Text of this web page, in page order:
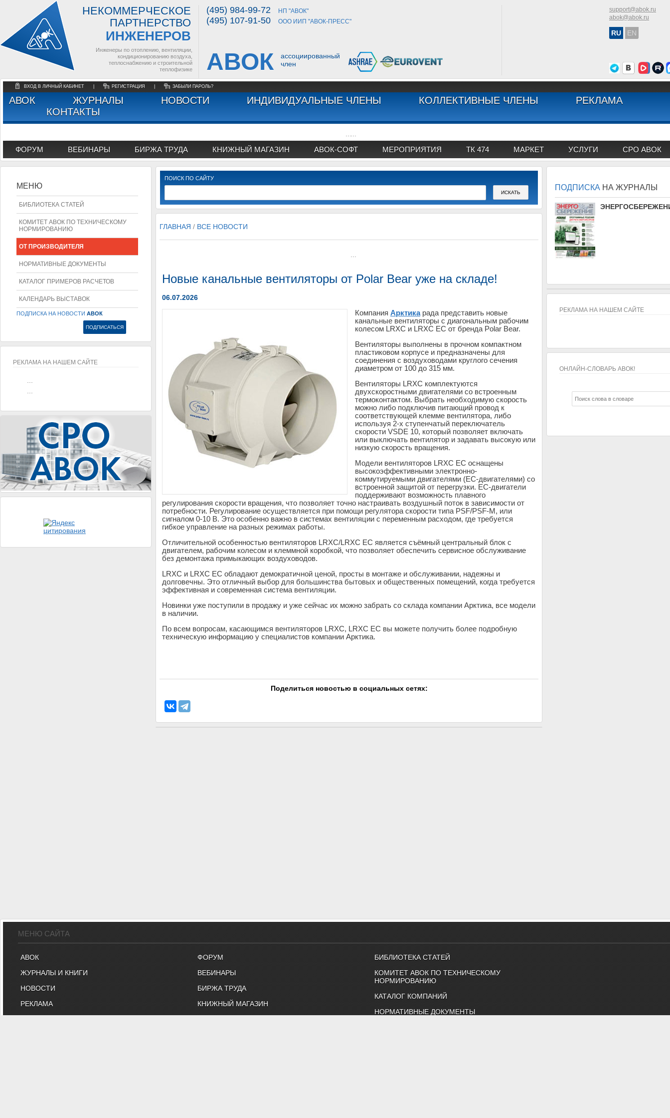
НЕКОММЕРЧЕСКОЕ
ПАРТНЕРСТВО
ИНЖЕНЕРОВ
Инженеры по отоплению, вентиляции,
кондиционированию воздуха,
теплоснабжению и строительной
теплофизике
(495) 984-99-72 НП "АВОК"
(495) 107-91-50 ООО ИИП "АВОК-ПРЕСС"
АВОК
ассоциированный
член
support@abok.ru
abok@abok.ru
RU EN
ВХОД В ЛИЧНЫЙ КАБИНЕТ РЕГИСТРАЦИЯ ЗАБЫЛИ ПАРОЛЬ?
АВОК ЖУРНАЛЫ НОВОСТИ ИНДИВИДУАЛЬНЫЕ ЧЛЕНЫ КОЛЛЕКТИВНЫЕ ЧЛЕНЫ
РЕКЛАМА
КОНТАКТЫ
ФОРУМ ВЕБИНАРЫ БИРЖА ТРУДА КНИЖНЫЙ МАГАЗИН АВОК-СОФТ МЕРОПРИЯТИЯ ТК 474 МАРКЕТ УСЛУГИ СРО АВОК
ПОИСК ПО САЙТУ
ГЛАВНАЯ / ВСЕ НОВОСТИ
Новые канальные вентиляторы от Polar Bear уже на складе!
06.07.2026
Компания Арктикарада представить новые
канальные вентиляторы с диагональным рабочим
колесом LRXC и LRXC EC от бренда Polar Bear.
Вентиляторы выполнены в прочном компактном
пластиковом корпусе и предназначены для
соединения с воздуховодами круглого сечения
диаметром от 100 до 315 мм.
Вентиляторы LRXC комплектуются
двухскоростными двигателями со встроенным
термоконтактом. Выбрать необходимую скорость
можно либо подключив питающий провод к
соответствующей клемме вентилятора, либо
используя 2-х ступенчатый переключатель
скорости VSDE 10, который позволяет включать
или выключать вентилятор и задавать высокую или
низкую скорость вращения.
Модели вентиляторов LRXC EC оснащены
высокоэффективными электронно-
коммутируемыми двигателями (ЕС-двигателями) со
встроенной защитой от перегрузки. EC-двигатели
поддерживают возможность плавного
регулирования скорости вращения, что позволяет точно настраивать воздушный поток в зависимости от
потребности. Регулирование осуществляется при помощи регулятора скорости типа PSF/PSF-M, или
сигналом 0-10 В. Это особенно важно в системах вентиляции с переменным расходом, где требуется
гибкое управление на разных режимах работы.
Отличительной особенностью вентиляторов LRXC/LRXC EC является съёмный центральный блок с
двигателем, рабочим колесом и клеммной коробкой, что позволяет обеспечить сервисное обслуживание
без демонтажа примыкающих воздуховодов.
LRXC и LRXC EC обладают демократичной ценой, просты в монтаже и обслуживании, надежны и
долговечны. Это отличный выбор для большинства бытовых и общественных помещений, когда требуется
эффективная и современная система вентиляции.
Новинки уже поступили в продажу и уже сейчас их можно забрать со склада компании Арктика, все модели
в наличии.
По всем вопросам, касающимся вентиляторов LRXC, LRXC EC вы можете получить более подробную
техническую информацию у специалистов компании Арктика.
Поделиться новостью в социальных сетях:
МЕНЮ
БИБЛИОТЕКА СТАТЕЙ
КОМИТЕТ АВОК ПО ТЕХНИЧЕСКОМУ
НОРМИРОВАНИЮ
ОТ ПРОИЗВОДИТЕЛЯ
НОРМАТИВНЫЕ ДОКУМЕНТЫ
КАТАЛОГ ПРИМЕРОВ РАСЧЕТОВ
КАЛЕНДАРЬ ВЫСТАВОК
ПОДПИСКА НА НОВОСТИ АВОК
РЕКЛАМА НА НАШЕМ САЙТЕ
ПОДПИСКА НА ЖУРНАЛЫ
АВОК
РЕКЛАМА НА НАШЕМ САЙТЕ
ОНЛАЙН-СЛОВАРЬ АВОК!
МЕНЮ САЙТА
АВОК
ЖУРНАЛЫ И КНИГИ
НОВОСТИ
РЕКЛАМА
ФОРУМ
ВЕБИНАРЫ
БИРЖА ТРУДА
КНИЖНЫЙ МАГАЗИН
БИБЛИОТЕКА СТАТЕЙ
КОМИТЕТ АВОК ПО ТЕХНИЧЕСКОМУ
НОРМИРОВАНИЮ
КАТАЛОГ КОМПАНИЙ
НОРМАТИВНЫЕ ДОКУМЕНТЫ